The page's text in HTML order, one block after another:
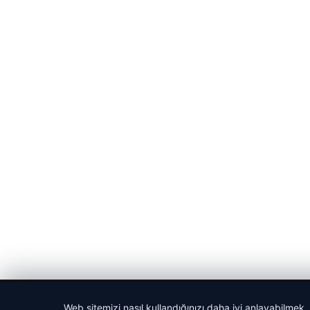
Web sitemizi nasıl kullandığınızı daha iyi